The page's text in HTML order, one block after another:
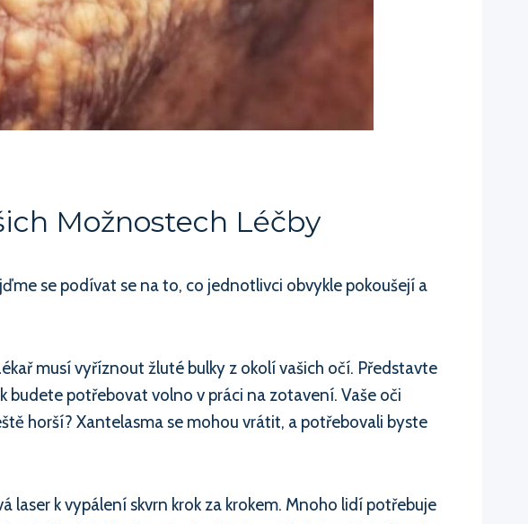
Možnostech Léčby
se podívat se na to, co jednotlivci obvykle pokoušejí a
musí vyříznout žluté bulky z okolí vašich očí. Představte
budete potřebovat volno v práci na zotavení. Vaše oči
horší? Xantelasma se mohou vrátit, a potřebovali byste
laser k vypálení skvrn krok za krokem. Mnoho lidí potřebuje